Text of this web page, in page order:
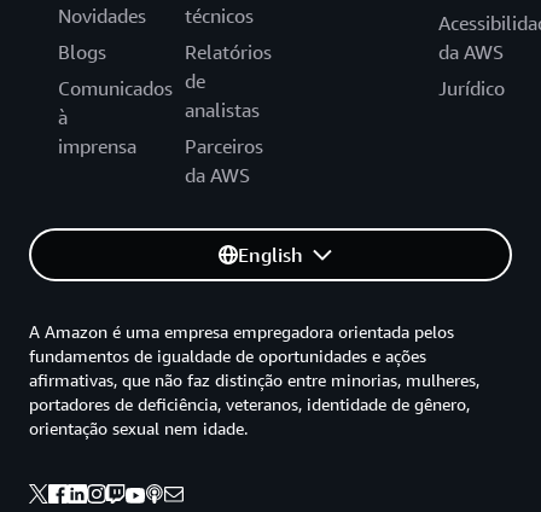
Novidades
Blogs
Comunicados
à
imprensa
técnicos
Relatórios
de
analistas
Parceiros
da AWS
da AWS
Jurídico
English
A Amazon é uma empresa empregadora orientada pelos
fundamentos de igualdade de oportunidades e ações
afirmativas, que não faz distinção entre minorias, mulheres,
portadores de deficiência, veteranos, identidade de gênero,
orientação sexual nem idade.